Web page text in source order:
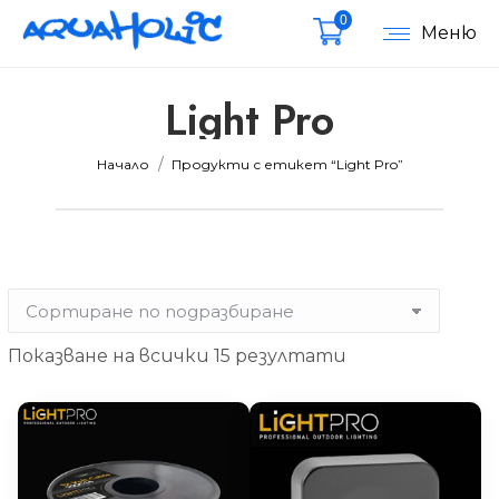
Меню
0
Light Pro
Вие сте тук:
Начало Продукти с етикет “Light Pro”
Показване на всички 15 резултати